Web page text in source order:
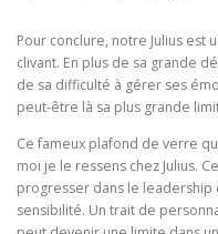
Pour conclure, notre Julius est
clivant. En plus de sa grande
de sa difficulté à gérer ses
peut-être là sa plus grande
Ce fameux plafond de verre
moi je le ressens chez Julius.
progresser dans le leadership
sensibilité. Un trait de